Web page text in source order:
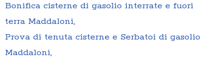
Bonifica cisterne di gasolio interrate e fuori
terra Maddaloni,
Prova di tenuta cisterne e Serbatoi di gasolio
Maddaloni,